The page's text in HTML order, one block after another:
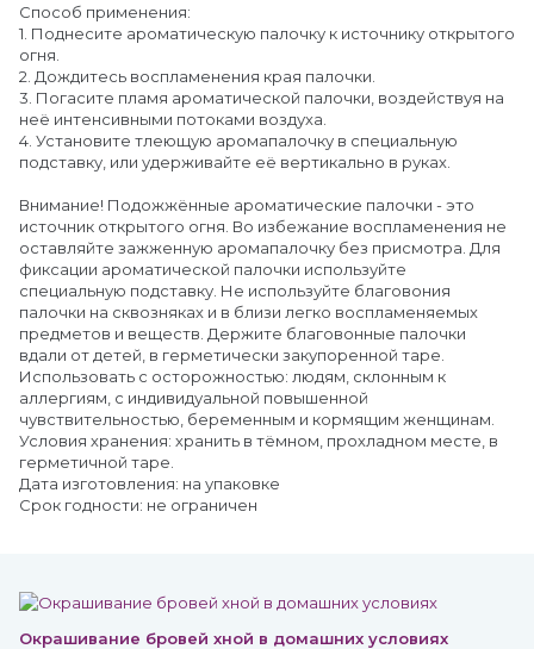
Способ применения:
1. Поднесите ароматическую палочку к источнику открытого
огня.
2. Дождитесь воспламенения края палочки.
3. Погасите пламя ароматической палочки, воздействуя на
неё интенсивными потоками воздуха.
4. Установите тлеющую аромапалочку в специальную
подставку, или удерживайте её вертикально в руках.
Внимание! Подожжённые ароматические палочки - это
источник открытого огня. Во избежание воспламенения не
оставляйте зажженную аромапалочку без присмотра. Для
фиксации ароматической палочки используйте
специальную подставку. Не используйте благовония
палочки на сквозняках и в близи легко воспламеняемых
предметов и веществ. Держите благовонные палочки
вдали от детей, в герметически закупоренной таре.
Использовать с осторожностью: людям, склонным к
аллергиям, с индивидуальной повышенной
чувствительностью, беременным и кормящим женщинам.
Условия хранения: хранить в тёмном, прохладном месте, в
герметичной таре.
Дата изготовления: на упаковке
Срок годности: не ограничен
Окрашивание бровей хной в домашних условиях